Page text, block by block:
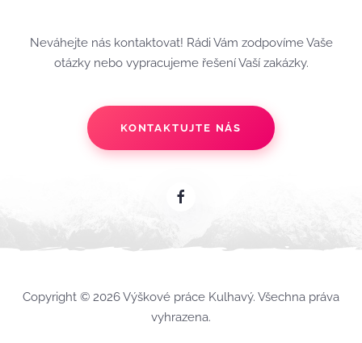
Neváhejte nás kontaktovat! Rádi Vám zodpovíme Vaše
otázky nebo vypracujeme řešení Vaší zakázky.
KONTAKTUJTE NÁS
Copyright © 2026 Výškové práce Kulhavý. Všechna práva
vyhrazena.